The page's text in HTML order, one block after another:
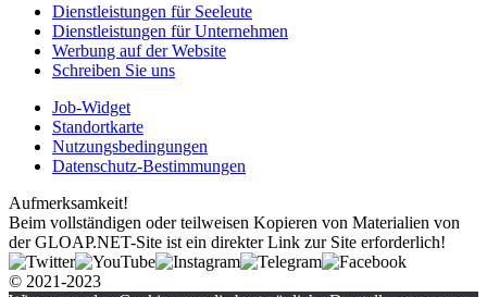
Dienstleistungen für Seeleute
Dienstleistungen für Unternehmen
Werbung auf der Website
Schreiben Sie uns
Job-Widget
Standortkarte
Nutzungsbedingungen
Datenschutz-Bestimmungen
Aufmerksamkeit!
Beim vollständigen oder teilweisen Kopieren von Materialien von
der GLOAP.NET-Site ist ein direkter Link zur Site erforderlich!
© 2021-2023